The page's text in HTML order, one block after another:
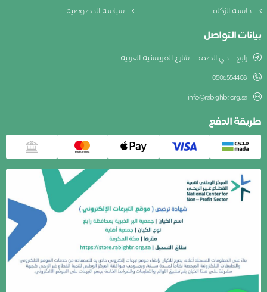
حاسبة الزكاة
سياسة الخصوصية
بيانات التواصل
رابغ – حي الصمد – شارع الفريسنية الغربية
0506554408
info@rabighbr.org.sa
طريقة الدفع